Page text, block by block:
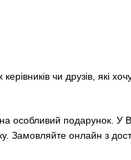
чи друзів, які
особливий подарунок. У
Замовляйте онлайн з